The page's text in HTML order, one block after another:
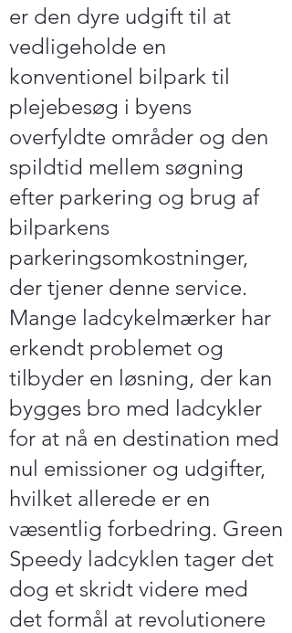
er den dyre udgift til at
vedligeholde en
konventionel bilpark til
plejebesøg i byens
overfyldte områder og den
spildtid mellem søgning
efter parkering og brug af
bilparkens
parkeringsomkostninger,
der tjener denne service.
Mange ladcykelmærker har
erkendt problemet og
tilbyder en løsning, der kan
bygges bro med ladcykler
for at nå en destination med
nul emissioner og udgifter,
hvilket allerede er en
væsentlig forbedring. Green
Speedy ladcyklen tager det
dog et skridt videre med
det formål at revolutionere